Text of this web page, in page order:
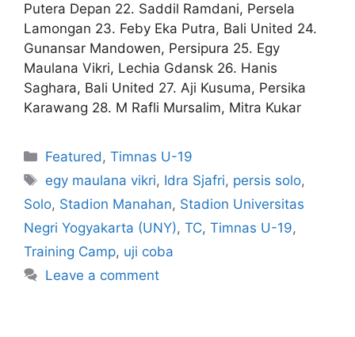
Putera Depan 22. Saddil Ramdani, Persela
Lamongan 23. Feby Eka Putra, Bali United 24.
Gunansar Mandowen, Persipura 25. Egy
Maulana Vikri, Lechia Gdansk 26. Hanis
Saghara, Bali United 27. Aji Kusuma, Persika
Karawang 28. M Rafli Mursalim, Mitra Kukar
Featured,Timnas U-19
egy maulana vikri, Idra Sjafri, persis solo,
Solo, Stadion Manahan, Stadion Universitas
Negri Yogyakarta (UNY), TC, Timnas U-19,
Training Camp, uji coba
Leave a comment